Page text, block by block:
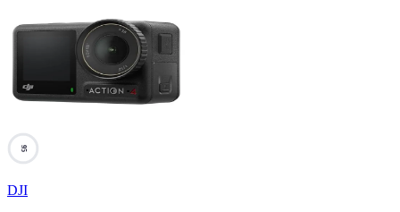
95
DJI